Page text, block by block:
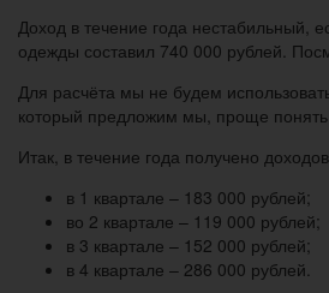
Доход в течение года нестабильный,
одежды составил 740 000 рублей.
Для расчёта мы не будем
который предложим мы, проще понять
Итак, в течение года получено
в 1 квартале – 183 000 рублей;
во 2 квартале – 119 000 рублей;
в 3 квартале – 152 000 рублей;
в 4 квартале – 286 000 рублей.